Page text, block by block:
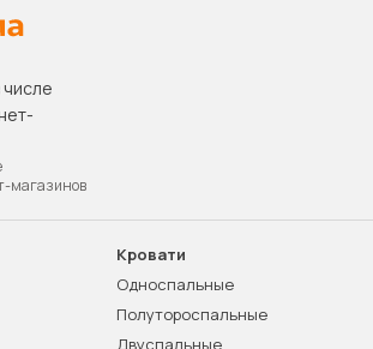
магазинов
Кровати
Односпальные
Полутороспальные
Двуспальные